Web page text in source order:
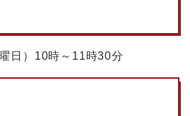
日）10時～11時30分